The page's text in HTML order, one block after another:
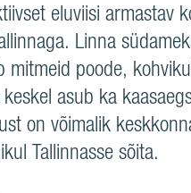
eluviisi armastav
Linna
mitmeid poode,
asub ka
on võimalik
Tallinnasse sõita.